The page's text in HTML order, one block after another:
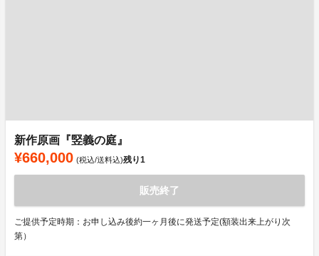
新作原画『竪義の庭』
¥660,000 (税込/送料込)残り1
販売終了
ご提供予定時期：お申し込み後約一ヶ月後に発送予定(額装出来上がり次
第）